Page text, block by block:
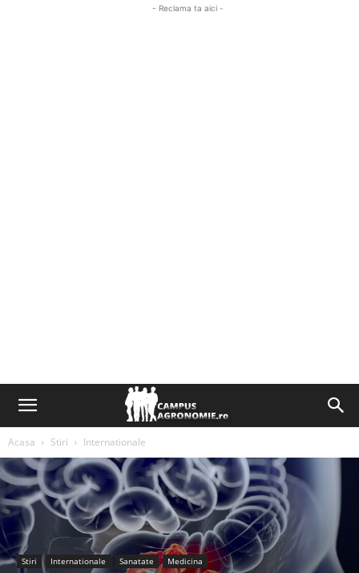
- Reclama ta aici -
Acasa Stiri Internationale
Stiri Internationale Sanatate Medicina